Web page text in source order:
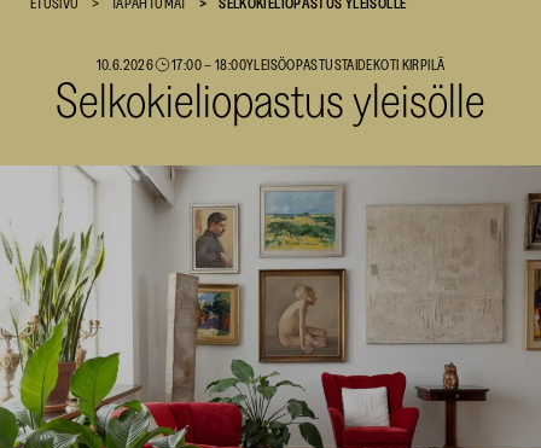
10.6.2026 17:00– 18:00YLEISÖOPASTUSTAIDEKOTI KIRPILÄ
Selkokieliopastus yleisölle